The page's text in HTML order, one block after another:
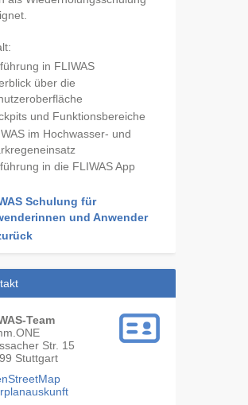
in FLIWAS
über die
und Funktionsbereiche
im Hochwasser- und
in die FLIWAS App
Schulung für
und Anwender
Team
Str. 15
Stuttgart